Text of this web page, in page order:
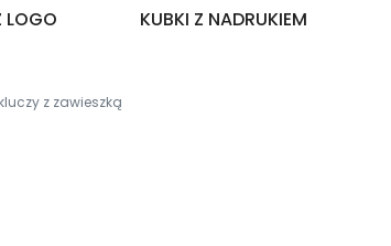
LOGO KUBKI Z NADRUKIEM
z zawieszką